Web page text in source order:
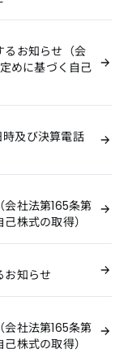
るお知らせ（会
めに基づく自己
及び決算電話
社法第165条第
株式の取得）
お知らせ
社法第165条第
株式の取得）